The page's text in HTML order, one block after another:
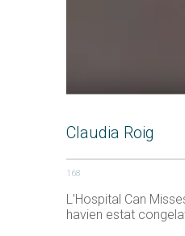
Claudia Roig
168
L’Hospital Can
havien estat